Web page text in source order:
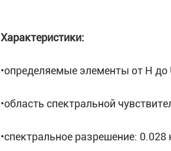
Характеристики:
•определяемые элементы от H
•область спектральной
•спектральное разрешение: 0.028